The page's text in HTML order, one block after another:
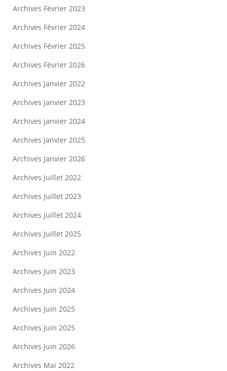
Archives Février 2023
Archives Février 2024
Archives Février 2025
Archives Février 2026
Archives Janvier 2022
Archives Janvier 2023
Archives janvier 2024
Archives Janvier 2025
Archives Janvier 2026
Archives Juillet 2022
Archives Juillet 2023
Archives juillet 2024
Archives Juillet 2025
Archives Juin 2022
Archives Juin 2023
Archives Juin 2024
Archives Juin 2025
Archives Juin 2025
Archives Juin 2026
Archives Mai 2022